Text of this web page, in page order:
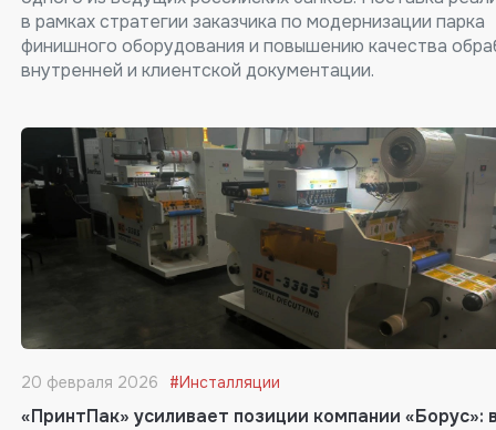
в рамках стратегии заказчика по модернизации парка
финишного оборудования и повышению качества
внутренней и клиентской документации.
20 февраля 2026 #Инсталляции
«ПринтПак» усиливает позиции компании «Борус»: